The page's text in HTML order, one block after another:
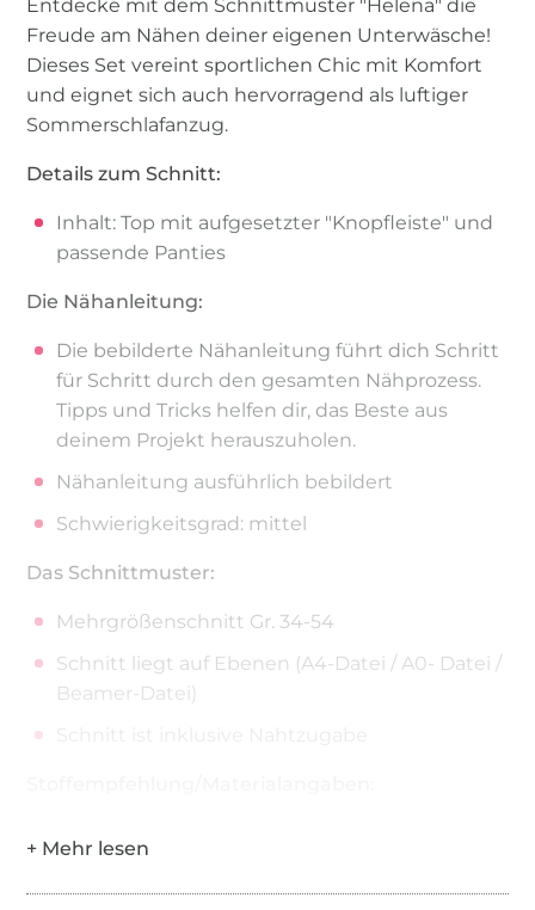
Entdecke mit dem Schnittmuster "Helena" die
Freude am Nähen deiner eigenen Unterwäsche!
Dieses Set vereint sportlichen Chic mit Komfort
und eignet sich auch hervorragend als luftiger
Sommerschlafanzug.
Details zum Schnitt:
Inhalt: Top mit aufgesetzter "Knopfleiste" und
passende Panties
Die Nähanleitung:
Die bebilderte Nähanleitung führt dich Schritt
für Schritt durch den gesamten Nähprozess.
Tipps und Tricks helfen dir, das Beste aus
deinem Projekt herauszuholen.
Nähanleitung ausführlich bebildert
Schwierigkeitsgrad: mittel
Das Schnittmuster:
Mehrgrößenschnitt Gr. 34-54
Schnitt liegt auf Ebenen (A4-Datei / A0- Datei /
Beamer-Datei)